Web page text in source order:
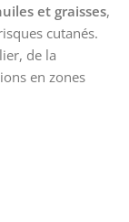
et graisses,
cutanés.
de la
en zones